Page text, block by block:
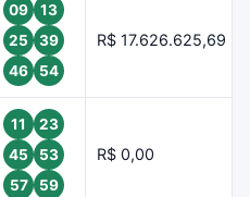
09
13
25
39
46
54
R$ 17.626.625,69
11
23
45
53
57
59
R$ 0,00